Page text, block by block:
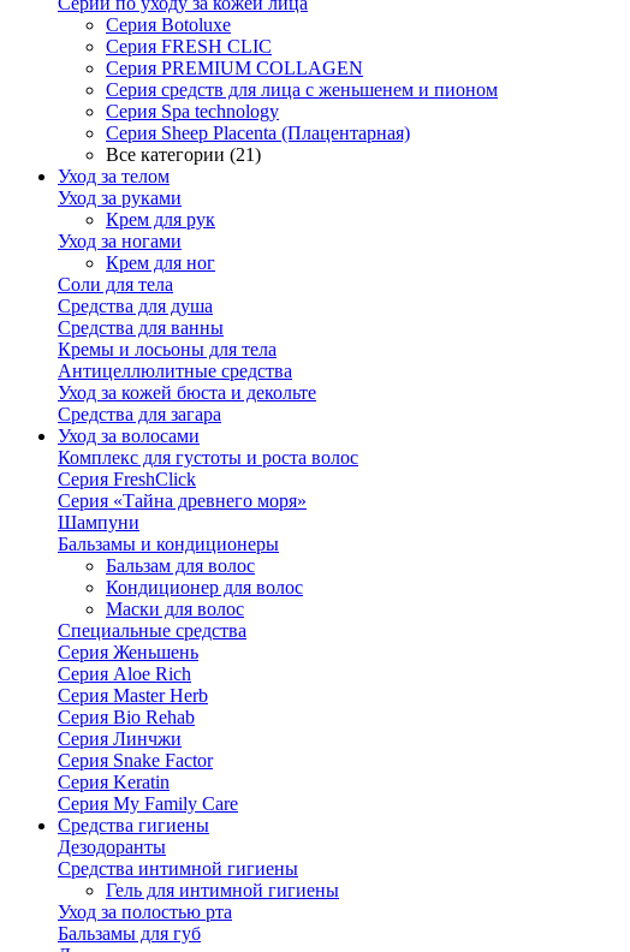
Серия Botoluxe
Серия FRESH CLIC
Серия PREMIUM COLLAGEN
Серия средств для лица с женьшенем и пионом
Серия Spa technology
Серия Sheep Placenta (Плацентарная)
Все категории (21)
Уход за телом
Уход за руками
Крем для рук
Уход за ногами
Крем для ног
Соли для тела
Средства для душа
Средства для ванны
Кремы и лосьоны для тела
Антицеллюлитные средства
Уход за кожей бюста и декольте
Средства для загара
Уход за волосами
Комплекс для густоты и роста волос
Серия FreshClick
Серия «Тайна древнего моря»
Шампуни
Бальзамы и кондиционеры
Бальзам для волос
Кондиционер для волос
Маски для волос
Специальные средства
Серия Женьшень
Серия Aloe Rich
Серия Master Herb
Серия Bio Rehab
Серия Линчжи
Серия Snake Factor
Серия Keratin
Серия My Family Care
Средства гигиены
Дезодоранты
Средства интимной гигиены
Гель для интимной гигиены
Уход за полостью рта
Бальзамы для губ